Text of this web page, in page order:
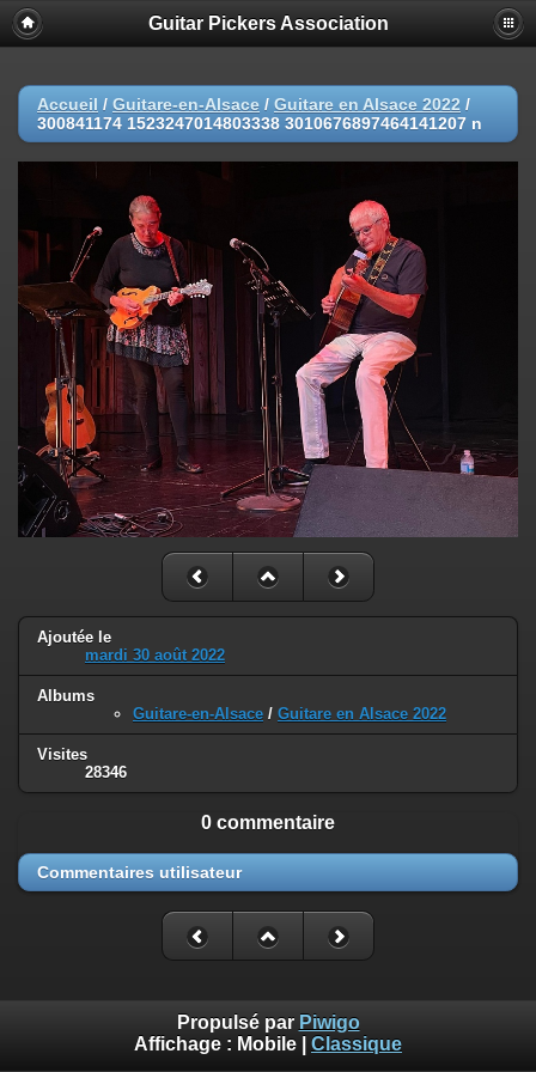
Guitar Pickers Association
Accueil / Guitare-en-Alsace / Guitare en Alsace 2022 /
300841174 1523247014803338 3010676897464141207 n
Ajoutée le
mardi 30 août 2022
Albums
Guitare-en-Alsace / Guitare en Alsace 2022
Visites
28346
0 commentaire
Commentaires utilisateur
Propulsé par Piwigo
Affichage : Mobile Classique